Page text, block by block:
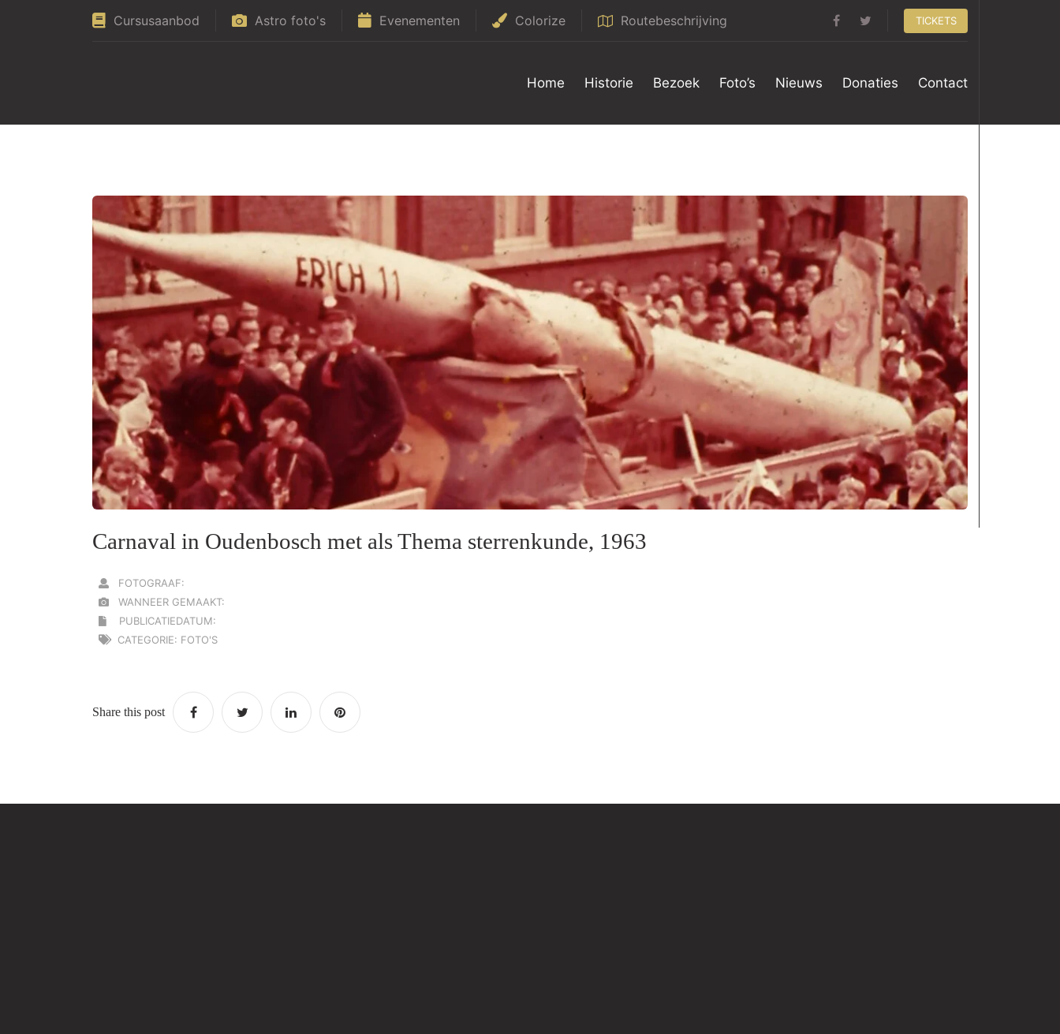
Cursusaanbod Astro foto's Evenementen Colorize Routebeschrijving TICKETS
Home Historie Bezoek Foto’s Nieuws Donaties Contact
Carnaval in Oudenbosch met als Thema sterrenkunde, 1963
FOTOGRAAF:
WANNEER GEMAAKT:
PUBLICATIEDATUM:
CATEGORIE: FOTO'S
Share this post